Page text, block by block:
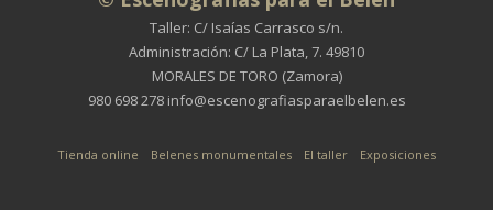
Taller: C/ Isaías Carrasco s/n.
Administración: C/ La Plata, 7. 49810
MORALES DE TORO (Zamora)
980 698 278 info@escenografiasparaelbelen.es
Tienda online Belenes monumentales El taller Exposiciones